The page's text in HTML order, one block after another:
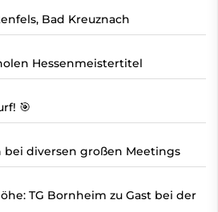
Bad Kreuznach
Hessenmeistertitel
🎯
diversen großen Meetings
TG Bornheim zu Gast bei der